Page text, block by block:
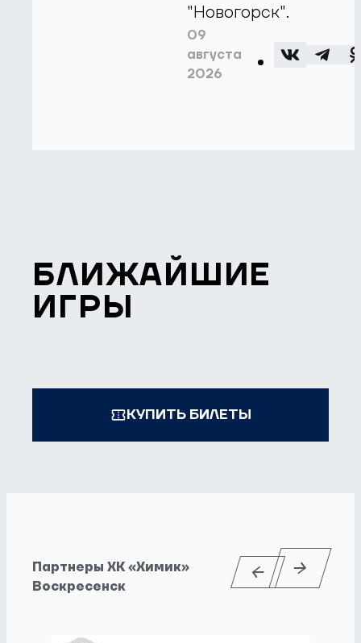
"Новогорск".
09
августа
2026
БЛИЖАЙШИЕ
ИГРЫ
КУПИТЬ БИЛЕТЫ
Партнеры ХК «Химик»
Воскресенск